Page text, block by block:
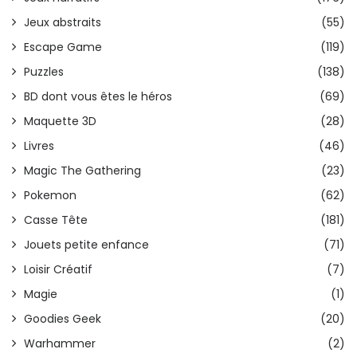
Jeux abstraits
(55)
Escape Game
(119)
Puzzles
(138)
BD dont vous êtes le héros
(69)
Maquette 3D
(28)
Livres
(46)
Magic The Gathering
(23)
Pokemon
(62)
Casse Tête
(181)
Jouets petite enfance
(71)
Loisir Créatif
(7)
Magie
(1)
Goodies Geek
(20)
Warhammer
(2)